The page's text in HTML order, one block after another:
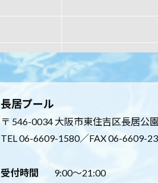
長居プール
〒 546-0034 大阪市東住吉区長居公
TEL06-6609-1580／FAX 06-6609-
受付時間
9:00～21:00